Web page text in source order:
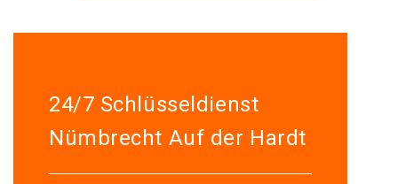
24/7 Schlüsseldienst
Nümbrecht Auf der Hardt